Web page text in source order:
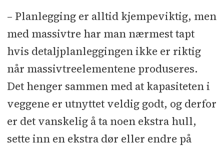
Maler: Malermester
BuerlGulvsparkling: Martinsen
GulvavrettinglGulvbelegg:
KjernsmolParkett: Bo Andrén Norge
lHimlingsarbeider og innvendige
glassfelt: Bærum Byggmonteringl
Storkjøkken: Norrøna Storkjøkkenl
Amfistoler: Fora FormlBranntetting:
Oslo BranntettinglHeis: Heisplanl
– Planlegging er alltid kjempeviktig, men
med massivtre har man nærmest tapt
hvis detaljplanleggingen ikke er riktig
når massivtreelementene produseres.
Det henger sammen med at kapasiteten i
veggene er utnyttet veldig godt, og derfor
er det vanskelig å ta noen ekstra hull,
sette inn en ekstra dør eller endre på